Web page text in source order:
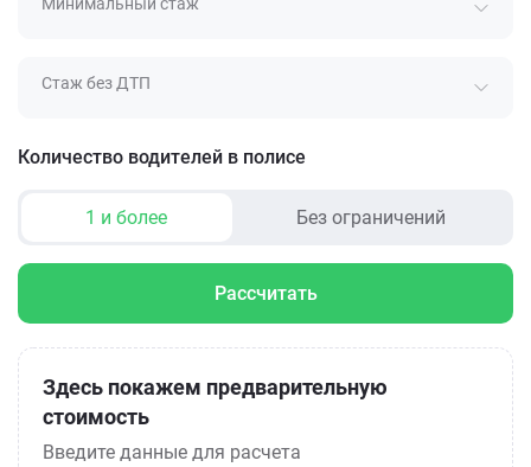
Стаж без ДТП
Количество водителей в полисе
1 и более Без ограничений
Рассчитать
Здесь покажем предварительную
стоимость
Введите данные для расчета